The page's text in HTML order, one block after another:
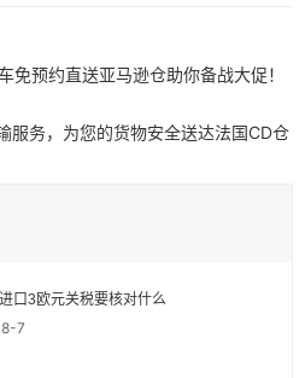
免预约直送亚马逊仓助你备战大促！
服务，为您的货物安全送达法国CD仓
口3欧元关税要核对什么
7